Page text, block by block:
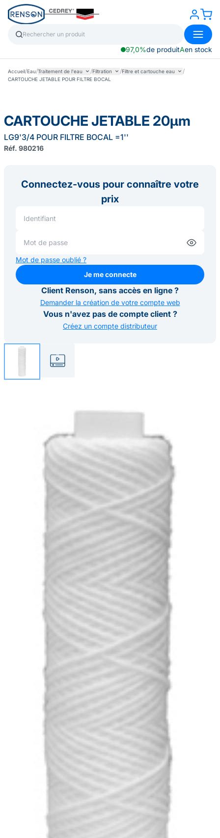
97,0%de produitAen stock
Accueil/Eau/Traitement de l'eau /Filtration /Filtre et cartouche eau /
CARTOUCHE JETABLE POUR FILTRE BOCAL
CARTOUCHE JETABLE 20µm
LG9'3/4 POUR FILTRE BOCAL =1''
Réf. 980216
Connectez-vous pour connaître votre
prix
Mot de passe oublié ?
Je me connecte
Je me connecte
Client Renson, sans accès en ligne ?
Demander la création de votre compte web
Vous n'avez pas de compte client ?
Créez un compte distributeur